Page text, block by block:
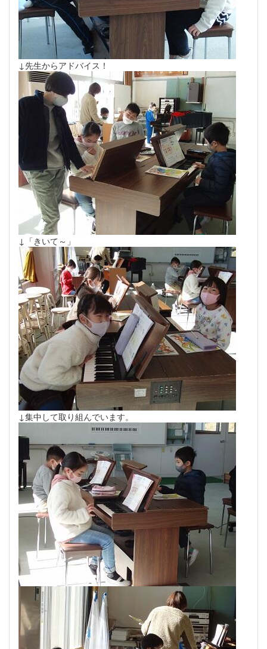
↓先生からアドバイス！
↓「きいて～」
↓集中して取り組んでいます。